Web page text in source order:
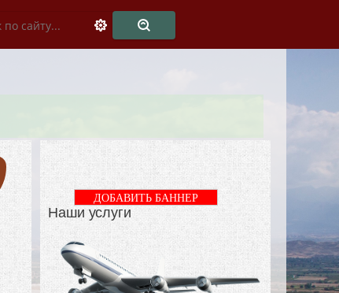
Наши услуги
ДОБАВИТЬ БАННЕР